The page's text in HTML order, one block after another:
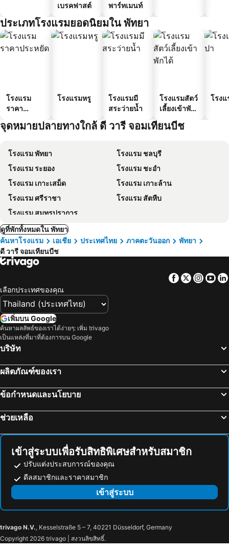
เบรคฟาสต์
พาร์ทเมนท์
ประเภทโรงแรมยอดนิยมใน พัทยา
โรงแรม
ราคา
โรงแรมหรู
โรงแรมมี
สระว่ายน้ำ
โรงแรมสัตว์
เลี้ยงเข้าพัก
โรง
จุดหมายปลายทางใกล้ ดี วารี จอมเทียนบีช
โรงแรม พัทยา
โรงแรม ชลบุรี
โรงแรม ระยอง
โรงแรม ชะอำ
โรงแรม เกาะเสม็ด
โรงแรม เกาะล้าน
โรงแรม ศรีราชา
โรงแรม สัตหีบ
โรงแรม สมุทรปราการ
ดูที่พักทั้งหมดใน พัทยา
ค้นหาโรงแรม
เอเชีย ประเทศไทย ภาคตะวันออก
พัทยา
ดี วารี จอมเทียนบีช
Facebook
Twitter
เลือกประเทศของคุณ
เพิ่มบน Google
ค้นหาผลลัพธ์ของเราได้ง่ายๆ: เพิ่ม trivago
เป็นแหล่งที่มาที่ต้องการบน Google
บริษัท
ผลิตภัณฑ์ของเรา
ข้อกำหนดและนโยบาย
ช่วยเหลือ
เข้าสู่ระบบเพื่อรับสิทธิพิเศษสำหรับสมาชิก
ปรับแต่งประสบการณ์ของคุณ
ดีลสมาชิกและราคาสมาชิก
เข้าสู่ระบบ
trivago N.V., Kesselstraße 5 – 7, 40221 Düsseldorf, Germany
Copyright 2026 trivago | สงวนลิขสิทธิ์.